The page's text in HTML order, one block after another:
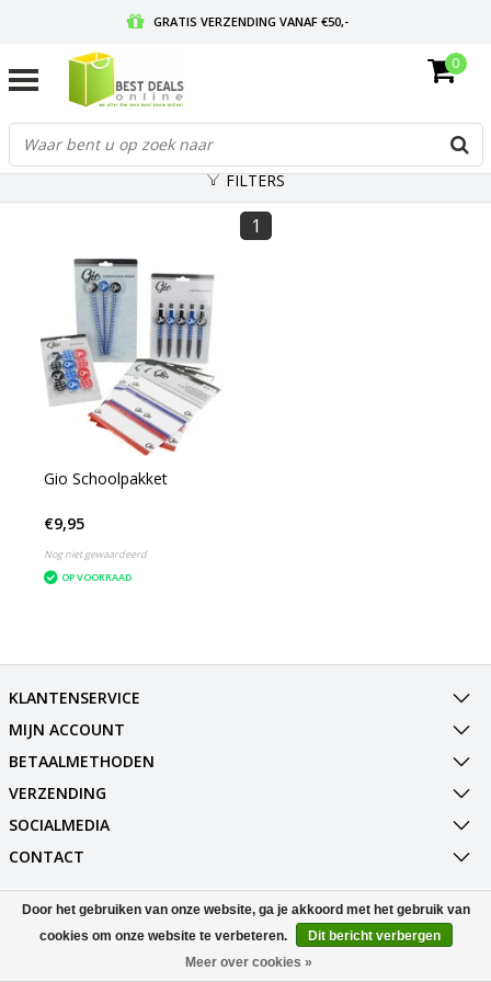
GRATIS VERZENDING VANAF €50,-
GRATIS RETOURNEREN EN 30 DAGEN BEDENKTIJD
0
FILTERS
1
Gio Schoolpakket
€9,95
Nog niet gewaardeerd
OP VOORRAAD
KLANTENSERVICE
MIJN ACCOUNT
BETAALMETHODEN
VERZENDING
SOCIALMEDIA
CONTACT
© Copyright 2026 Best Deals Online BV Powered byLightspeed
All rights reserved byInStijl Media
Door het gebruiken van onze website, ga je akkoord met het gebruik van
cookies om onze website te verbeteren.
Dit bericht verbergen
Meer over cookies »